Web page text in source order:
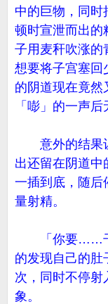
中的巨物，同时
顿时宣泄而出的
子用麦秆吹涨的
想要将子宫塞回
的阴道现在竟然
「嘭」的一声
意外的结果让
出还留在阴道中
一插到底，随后
量射精。
「你要……干
的发现自己的肚
次，同时不停射
象。